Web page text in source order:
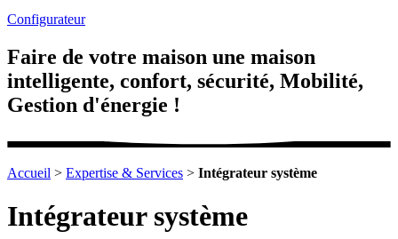
Configurateur
Faire de votre maison une maison
intelligente, confort, sécurité, Mobilité,
Gestion d'énergie !
Accueil > Expertise & Services > Intégrateur système
Intégrateur système